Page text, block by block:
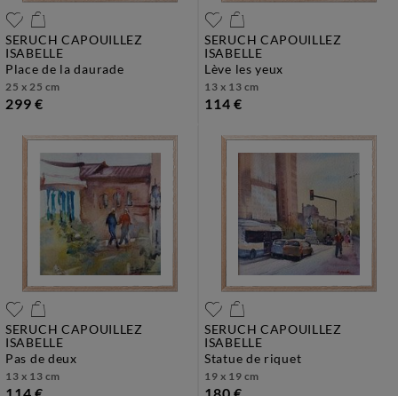
SERUCH CAPOUILLEZ
ISABELLE
place de la daurade
25 x 25 cm
299 €
SERUCH CAPOUILLEZ
ISABELLE
lève les yeux
13 x 13 cm
114 €
SERUCH CAPOUILLEZ
ISABELLE
pas de deux
13 x 13 cm
SERUCH CAPOUILLEZ
ISABELLE
statue de riquet
19 x 19 cm